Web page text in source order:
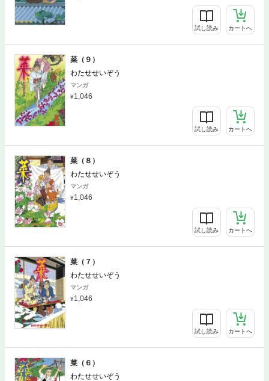
試し読み カートへ
菜（９）
わたせせいぞう
マンガ
1,046
試し読み カートへ
菜（８）
わたせせいぞう
マンガ
1,046
試し読み カートへ
菜（７）
わたせせいぞう
マンガ
1,046
試し読み カートへ
菜（６）
わたせせいぞう